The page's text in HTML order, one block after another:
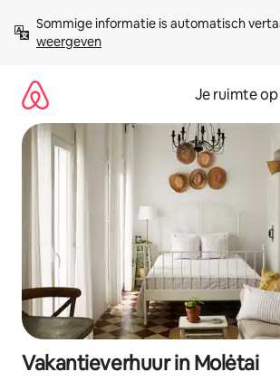
direct
naar
Sommige informatie is automatisch
weergeven
Je ruimte
Vakantieverhuur in Molėtai